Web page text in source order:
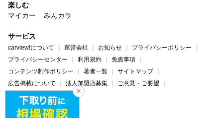
楽しむ
マイカー
みんカラ
サービス
carview!について 運営会社 お知らせ
プライバシーポリシー
プライバシーセンター
利用規約
免責事項
コンテンツ制作ポリシー
著者一覧
サイトマップ
広告掲載について
法人加盟店募集
ご意見・ご要望
ヘルプ・お問い合わせ